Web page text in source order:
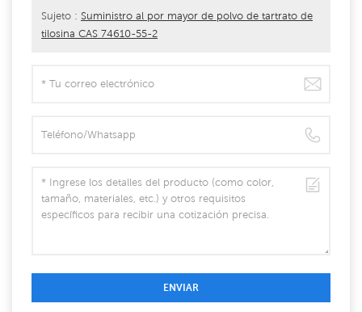
Sujeto : Suministro al por mayor de polvo de tartrato de
tilosina CAS 74610-55-2
ENVIAR